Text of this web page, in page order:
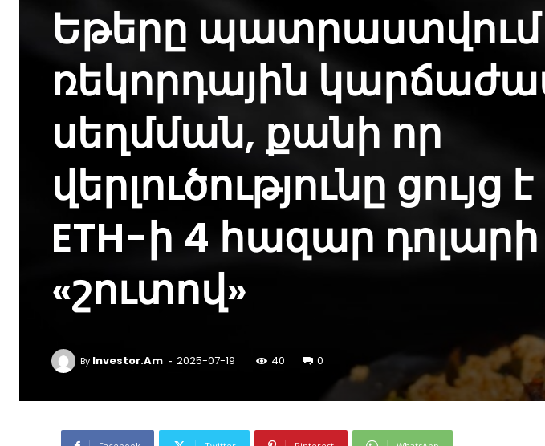
Եթերը պատրաստվում
ռեկորդային
սեղմման, քանի որ
վերլուծությունը ցույց
ETH-ի 4 հազար
«շուտով»
By Investor.am - 2025-07-19 40 0